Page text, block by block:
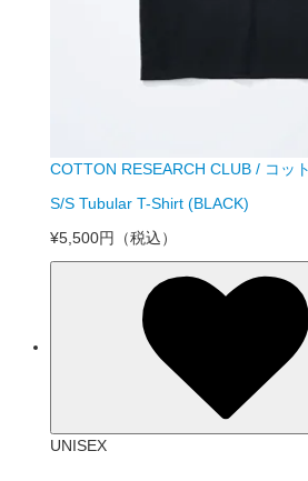
COTTON RESEARCH CLUB / コッ
S/S Tubular T-Shirt (BLACK)
¥5,500円
（税込）
UNISEX